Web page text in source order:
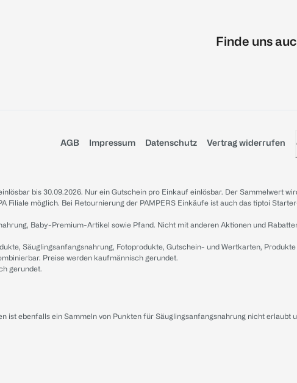
Finde uns
AGB Impressum Datenschutz Vertrag widerrufen
bis 30.09.2026. Nur ein Gutschein pro Einkauf einlösbar. Der Sammelwert
Filiale möglich. Bei Retournierung der PAMPERS Einkäufe ist auch das tiptoi
Baby-Premium-Artikel sowie Pfand. Nicht mit anderen Aktionen und
Säuglingsanfangsnahrung, Fotoprodukte, Gutschein- und Wertkarten,
Preise werden kaufmännisch gerundet.
gerundet.
ist ebenfalls ein Sammeln von Punkten für Säuglingsanfangsnahrung nicht erlaubt